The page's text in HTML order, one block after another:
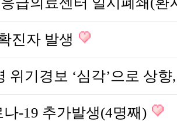
진자 발생
-19 추가발생(4명째)